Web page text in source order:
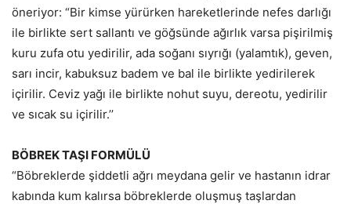
öneriyor: “Bir kimse yürürken hareketlerinde nefes darlığı
ile birlikte sert sallantı ve göğsünde ağırlık varsa pişirilmiş
kuru zufa otu yedirilir, ada soğanı sıyrığı (yalamtık), geven,
sarı incir, kabuksuz badem ve bal ile birlikte yedirilerek
içirilir. Ceviz yağı ile birlikte nohut suyu, dereotu, yedirilir
ve sıcak su içirilir.’’
BÖBREK TAŞI FORMÜLÜ
“Böbreklerde şiddetli ağrı meydana gelir ve hastanın idrar
kabında kum kalırsa böbreklerde oluşmuş taşlardan